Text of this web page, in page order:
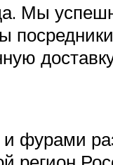
Мы
фурами